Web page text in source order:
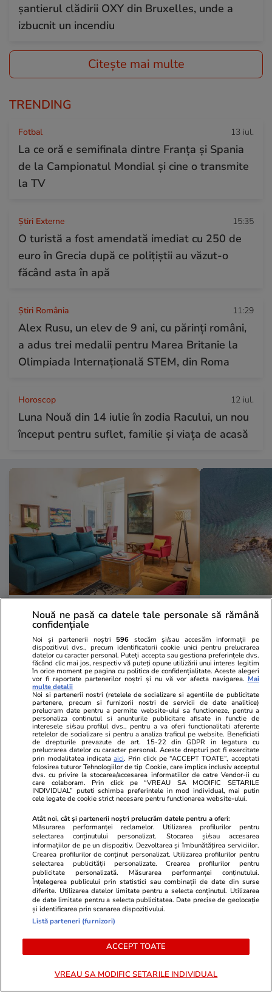
șantierul clădirii OXY din Bruxelles, unde a
izbucnit un incendiu
Citește mai multe
TRENDING
Fotbal 13 iul.
La ce oră e semifinala dintre Franța și Spania
de la Campionatul Mondial și cine o transmite
la TV
Știri Externe 15:35
O turistă a fost amendată imediat cu 250 de
euro în Grecia după ce polițiștii au văzut-o
făcând asta în apă
Știri România 11:29
Alex Rusu, un elev de 9 ani, cu părinți români,
a adus trei medalii pentru Marea Britanie la
Olimpiada Internațională STEM, din Roma
Horoscop 12 iul.
Luna Nouă din 14 iulie în zodia Racului, un nou
început pentru suflet, familie și viața de acasă
Vacanțe și Cultură
Ce ar trebui să găsești într-un
apartament de vacanță de 120 de
euro pe noapte. Internetul s-a
împărțit în două tabere
Vacanțe și
Grecia
și nu bate
doar dacă
sau dacă
Tehnologie 13 iul.
De ce nu mai răcește aerul
condiționat – greșeli frecvente
Lifestyle 13 iul.
Câte calorii au piersicile și
nectarinele și ce nutrienți conțin
Nouă ne pasă ca datele tale personale să rămână
confidențiale
Noi și partenerii noștri 596 stocăm și/sau accesăm informații pe
dispozitivul dvs., precum identificatorii cookie unici pentru prelucrarea
datelor cu caracter personal. Puteți accepta sau gestiona preferințele dvs.
făcând clic mai jos, respectiv vă puteți opune utilizării unui interes legitim
în orice moment pe pagina cu politica de confidențialitate. Aceste alegeri
vor fi raportate partenerilor noștri și nu vă vor afecta navigarea. Mai
multe detalii
Noi si partenerii nostri (retelele de socializare si agentiile de publicitate
partenere, precum si furnizorii nostri de servicii de date analitice)
prelucram date pentru a permite website-ului sa functioneze, pentru a
personaliza continutul si anunturile publicitare afisate in functie de
interesele si/sau profilul dvs., pentru a va oferi functionalitati aferente
retelelor de socializare si pentru a analiza traficul pe website. Beneficiati
de drepturile prevazute de art. 15-22 din GDPR in legatura cu
prelucrarea datelor cu caracter personal. Aceste drepturi pot fi exercitate
prin modalitatea indicataaici. Prin click pe “ACCEPT TOATE”, acceptati
folosirea tuturor Tehnologiilor de tip Cookie, care implica inclusiv acceptul
dvs. cu privire la stocarea/accesarea informatiilor de catre Vendor-ii cu
care colaboram. Prin click pe “VREAU SA MODIFIC SETARILE
INDIVIDUAL” puteti schimba preferintele in mod individual, mai putin
cele legate de cookie strict necesare pentru functionarea website-ului.
Atât noi, cât și partenerii noștri prelucrăm datele pentru a oferi:
Măsurarea performanței reclamelor. Utilizarea profilurilor pentru
selectarea conținutului personalizat. Stocarea și/sau accesarea
informațiilor de pe un dispozitiv. Dezvoltarea și îmbunătățirea serviciilor.
Crearea profilurilor de conținut personalizat. Utilizarea profilurilor pentru
selectarea publicității personalizate. Crearea profilurilor pentru
publicitate personalizată. Măsurarea performanței conținutului.
Înțelegerea publicului prin statistici sau combinații de date din surse
diferite. Utilizarea datelor limitate pentru a selecta conținutul. Utilizarea
de date limitate pentru a selecta publicitatea. Date precise de geolocație
și identificarea prin scanarea dispozitivului.
Listă parteneri (furnizori)
ACCEPT TOATE
VREAU SA MODIFIC SETARILE INDIVIDUAL